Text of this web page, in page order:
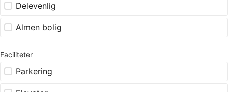
Delevenlig
Almen bolig
Faciliteter
Parkering